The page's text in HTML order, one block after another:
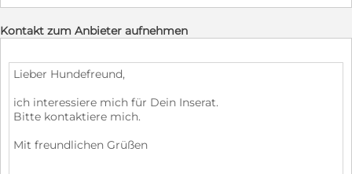
Kontakt zum Anbieter aufnehmen